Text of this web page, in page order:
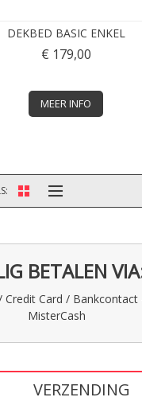
DEKBED BASIC ENKEL
€ 179,00
MEER INFO
BETALEN
Credit Card / Bankcontact
MisterCash
VERZENDING